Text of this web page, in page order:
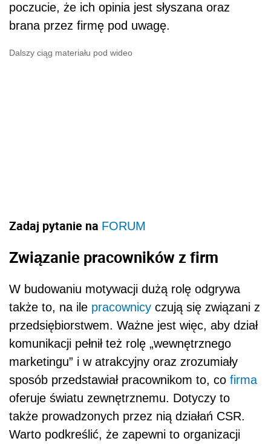
poczucie, że ich opinia jest słyszana oraz
brana przez firmę pod uwagę.
Dalszy ciąg materiału pod wideo
Zadaj pytanie na FORUM
Związanie pracowników z firm
W budowaniu motywacji dużą rolę odgrywa
także to, na ile pracownicy czują się związani z
przedsiębiorstwem. Ważne jest więc, aby dział
komunikacji pełnił też rolę „wewnętrznego
marketingu” i w atrakcyjny oraz zrozumiały
sposób przedstawiał pracownikom to, co firma
oferuje światu zewnętrznemu. Dotyczy to
także prowadzonych przez nią działań CSR.
Warto podkreślić, że zapewni to organizacji